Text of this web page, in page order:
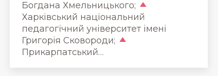
Богдана Хмельницького;
Харківський національний
педагогічний університет імені
Григорія Сковороди;
Прикарпатський…